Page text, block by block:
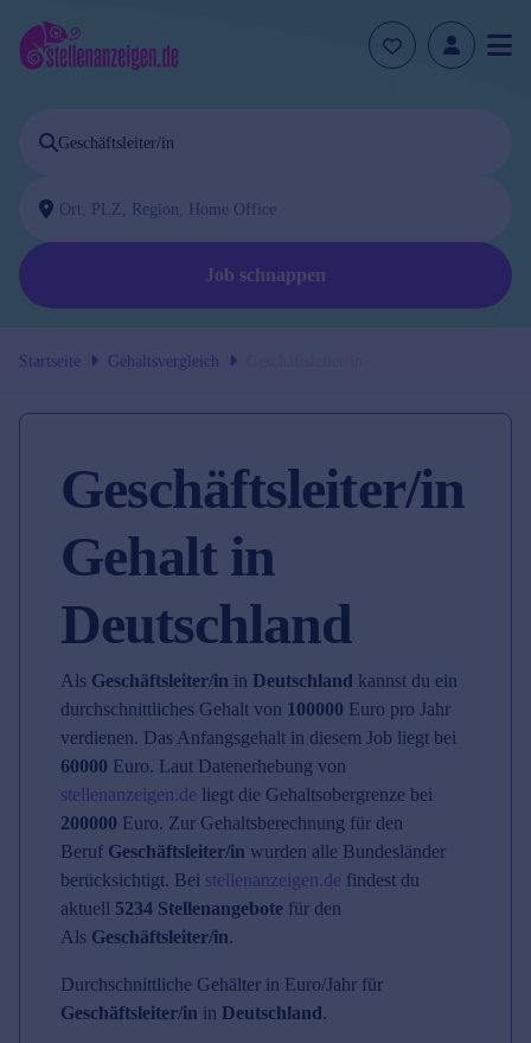
Job schnappen
Startseite Gehaltsvergleich
Geschäftsleiter/in
Gehalt in
Deutschland
Als Geschäftsleiter/in in Deutschland kannst du ein
durchschnittliches Gehalt von 100000 Euro pro Jahr
verdienen. Das Anfangsgehalt in diesem Job liegt bei
60000 Euro. Laut Datenerhebung von
stellenanzeigen.de liegt die Gehaltsobergrenze bei
200000 Euro. Zur Gehaltsberechnung für den
Beruf Geschäftsleiter/in wurden alle Bundesländer
berücksichtigt. Bei stellenanzeigen.de findest du
aktuell 5234 Stellenangebote für den
Als Geschäftsleiter/in.
Durchschnittliche Gehälter in Euro/Jahr für
Geschäftsleiter/in in Deutschland.